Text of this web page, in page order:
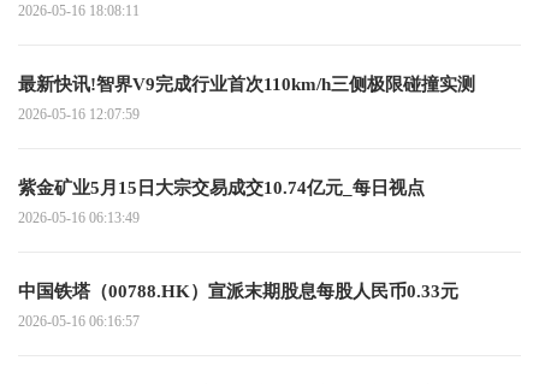
2026-05-16 18:08:11
最新快讯!智界V9完成行业首次110km/h三侧极限碰撞实测
2026-05-16 12:07:59
紫金矿业5月15日大宗交易成交10.74亿元_每日视点
2026-05-16 06:13:49
中国铁塔（00788.HK）宣派末期股息每股人民币0.33元
2026-05-16 06:16:57